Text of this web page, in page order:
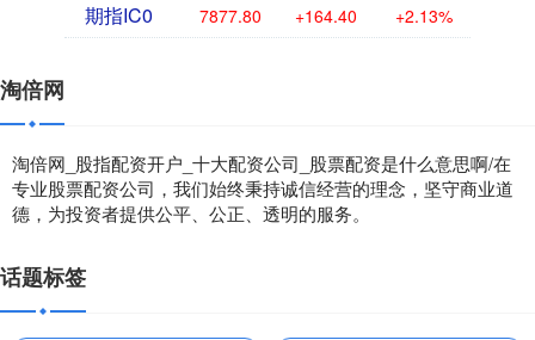
期指IC0 7877.80 +164.40 +2.13%
淘倍网
淘倍网_股指配资开户_十大配资公司_股票配资是什么意思啊/在
专业股票配资公司，我们始终秉持诚信经营的理念，坚守商业道
德，为投资者提供公平、公正、透明的服务。
话题标签